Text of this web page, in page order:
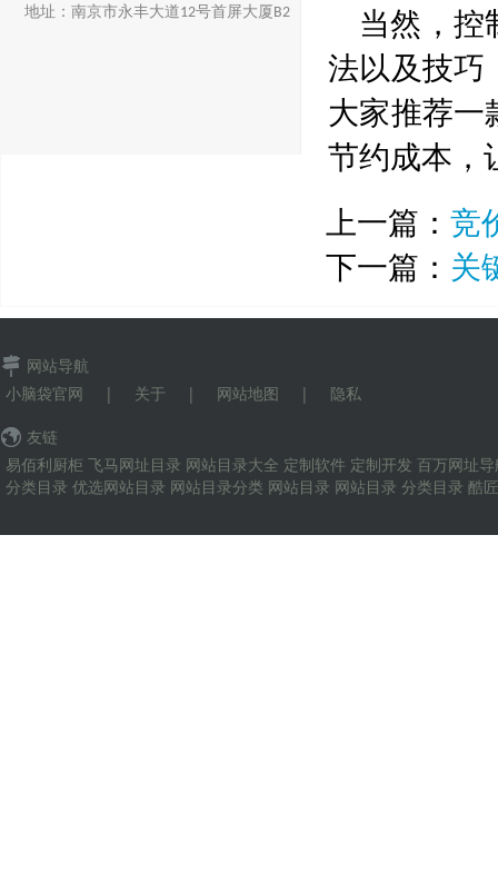
地址：南京市永丰大道12号首屏大厦B2
当然，控
法以及技巧
大家推荐
节约成本，
上一篇： 竞
下一篇： 关
网站导航
小脑袋官网
| 关于 | 网站地图 | 隐私
友链
易佰利厨柜 飞马网址目录 网站目录大全 定制软件 定制开发 百万网址
分类目录 优选网站目录 网站目录分类 网站目录 网站目录 分类目录 酷